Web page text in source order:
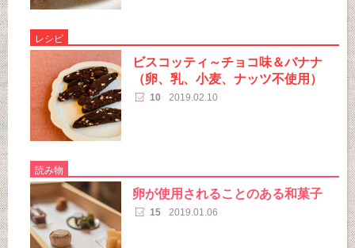
レシピ
ビスコッティ～チョコ味＆バナナ
（卵、乳、小麦、ナッツ不使用）
10 2019.02.10
読み物
卵が使用されることのある和菓子
15 2019.01.06